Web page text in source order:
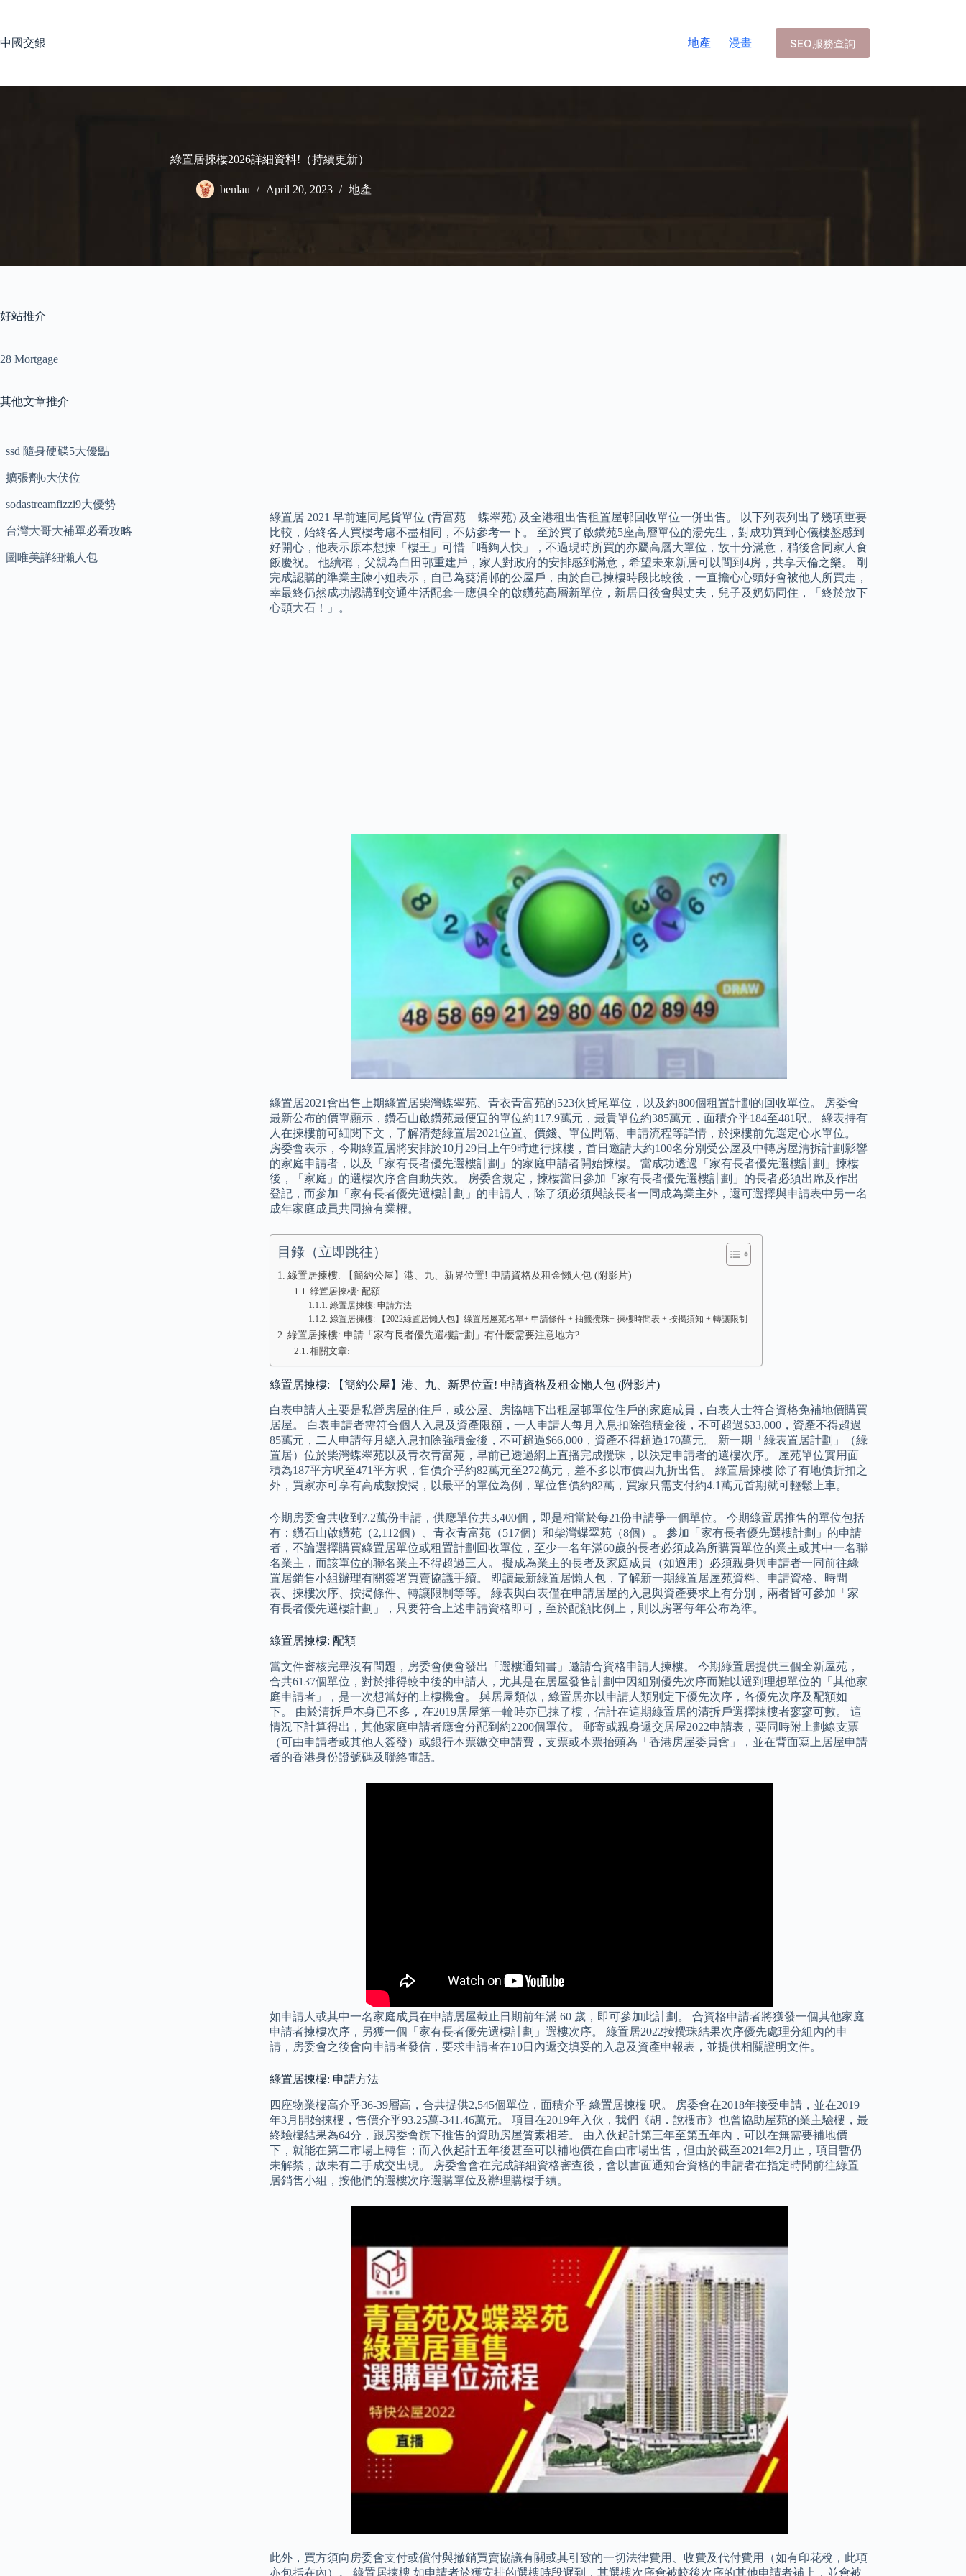
中國交銀
地產 漫畫 SEO服務查詢
綠置居揀樓2026詳細資料!（持續更新）
benlau April 20, 2023 地產
綠置居 2021 早前連同尾貨單位 (青富苑 + 蝶翠苑) 及全港租出售租置屋邨回收單位一併出售。 以下列表列出了幾項重要
比較，始終各人買樓考慮不盡相同，不妨參考一下。 至於買了啟鑽苑5座高層單位的湯先生，對成功買到心儀樓盤感到
好開心，他表示原本想揀「樓王」可惜「唔夠人快」，不過現時所買的亦屬高層大單位，故十分滿意，稍後會同家人食
飯慶祝。 他續稱，父親為白田邨重建戶，家人對政府的安排感到滿意，希望未來新居可以間到4房，共享天倫之樂。 剛
完成認購的準業主陳小姐表示，自己為葵涌邨的公屋戶，由於自己揀樓時段比較後，一直擔心心頭好會被他人所買走，
幸最終仍然成功認講到交通生活配套一應俱全的啟鑽苑高層新單位，新居日後會與丈夫，兒子及奶奶同住，「終於放下
心頭大石！」。
綠置居2021會出售上期綠置居柴灣蝶翠苑、青衣青富苑的523伙貨尾單位，以及約800個租置計劃的回收單位。 房委會
最新公布的價單顯示，鑽石山啟鑽苑最便宜的單位約117.9萬元，最貴單位約385萬元，面積介乎184至481呎。 綠表持有
人在揀樓前可細閱下文，了解清楚綠置居2021位置、價錢、單位間隔、申請流程等詳情，於揀樓前先選定心水單位。
房委會表示，今期綠置居將安排於10月29日上午9時進行揀樓，首日邀請大約100名分別受公屋及中轉房屋清拆計劃影響
的家庭申請者，以及「家有長者優先選樓計劃」的家庭申請者開始揀樓。 當成功透過「家有長者優先選樓計劃」揀樓
後，「家庭」的選樓次序會自動失效。 房委會規定，揀樓當日參加「家有長者優先選樓計劃」的長者必須出席及作出
登記，而參加「家有長者優先選樓計劃」的申請人，除了須必須與該長者一同成為業主外，還可選擇與申請表中另一名
成年家庭成員共同擁有業權。
目錄（立即跳往）
綠置居揀樓: 【簡約公屋】港、九、新界位置! 申請資格及租金懶人包 (附影片)
綠置居揀樓: 配額
綠置居揀樓: 申請方法
綠置居揀樓: 【2022綠置居懶人包】綠置居屋苑名單+ 申請條件 + 抽籤攪珠+ 揀樓時間表 + 按揭須知 + 轉讓限制
綠置居揀樓: 申請「家有長者優先選樓計劃」有什麼需要注意地方?
相關文章:
綠置居揀樓: 【簡約公屋】港、九、新界位置! 申請資格及租金懶人包 (附影片)
白表申請人主要是私營房屋的住戶，或公屋、房協轄下出租屋邨單位住戶的家庭成員，白表人士符合資格免補地價購買
居屋。 白表申請者需符合個人入息及資產限額，一人申請人每月入息扣除強積金後，不可超過$33,000，資產不得超過
85萬元，二人申請每月總入息扣除強積金後，不可超過$66,000，資產不得超過170萬元。 新一期「綠表置居計劃」（綠
置居）位於柴灣蝶翠苑以及青衣青富苑，早前已透過網上直播完成攪珠，以決定申請者的選樓次序。 屋苑單位實用面
積為187平方呎至471平方呎，售價介乎約82萬元至272萬元，差不多以市價四九折出售。 綠置居揀樓 除了有地價折扣之
外，買家亦可享有高成數按揭，以最平的單位為例，單位售價約82萬，買家只需支付約4.1萬元首期就可輕鬆上車。
今期房委會共收到7.2萬份申請，供應單位共3,400個，即是相當於每21份申請爭一個單位。 今期綠置居推售的單位包括
有：鑽石山啟鑽苑（2,112個）、青衣青富苑（517個）和柴灣蝶翠苑（8個）。 參加「家有長者優先選樓計劃」的申請
者，不論選擇購買綠置居單位或租置計劃回收單位，至少一名年滿60歲的長者必須成為所購買單位的業主或其中一名聯
名業主，而該單位的聯名業主不得超過三人。 擬成為業主的長者及家庭成員（如適用）必須親身與申請者一同前往綠
置居銷售小組辦理有關簽署買賣協議手續。 即讀最新綠置居懶人包，了解新一期綠置居屋苑資料、申請資格、時間
表、揀樓次序、按揭條件、轉讓限制等等。 綠表與白表僅在申請居屋的入息與資產要求上有分別，兩者皆可參加「家
有長者優先選樓計劃」，只要符合上述申請資格即可，至於配額比例上，則以房署每年公布為準。
綠置居揀樓: 配額
當文件審核完畢沒有問題，房委會便會發出「選樓通知書」邀請合資格申請人揀樓。 今期綠置居提供三個全新屋苑，
合共6137個單位，對於排得較中後的申請人，尤其是在居屋發售計劃中因組別優先次序而難以選到理想單位的「其他家
庭申請者」，是一次想當好的上樓機會。 與居屋類似，綠置居亦以申請人類別定下優先次序，各優先次序及配額如
下。 由於清拆戶本身已不多，在2019居屋第一輪時亦已揀了樓，估計在這期綠置居的清拆戶選擇揀樓者寥寥可數。 這
情況下計算得出，其他家庭申請者應會分配到約2200個單位。 郵寄或親身遞交居屋2022申請表，要同時附上劃線支票
（可由申請者或其他人簽發）或銀行本票繳交申請費，支票或本票抬頭為「香港房屋委員會」，並在背面寫上居屋申請
者的香港身份證號碼及聯絡電話。
如申請人或其中一名家庭成員在申請居屋截止日期前年滿 60 歲，即可參加此計劃。 合資格申請者將獲發一個其他家庭
申請者揀樓次序，另獲一個「家有長者優先選樓計劃」選樓次序。 綠置居2022按攪珠結果次序優先處理分組內的申
請，房委會之後會向申請者發信，要求申請者在10日內遞交填妥的入息及資產申報表，並提供相關證明文件。
綠置居揀樓: 申請方法
四座物業樓高介乎36-39層高，合共提供2,545個單位，面積介乎 綠置居揀樓 呎。 房委會在2018年接受申請，並在2019
年3月開始揀樓，售價介乎93.25萬-341.46萬元。 項目在2019年入伙，我們《胡．說樓市》也曾協助屋苑的業主驗樓，最
終驗樓結果為64分，跟房委會旗下推售的資助房屋質素相若。 由入伙起計第三年至第五年內，可以在無需要補地價
下，就能在第二市場上轉售；而入伙起計五年後甚至可以補地價在自由市場出售，但由於截至2021年2月止，項目暫仍
未解禁，故未有二手成交出現。 房委會會在完成詳細資格審查後，會以書面通知合資格的申請者在指定時間前往綠置
居銷售小組，按他們的選樓次序選購單位及辦理購樓手續。
此外，買方須向房委會支付或償付與撤銷買賣協議有關或其引致的一切法律費用、收費及代付費用（如有印花稅，此項
亦包括在內）。 綠置居揀樓 如申請者於獲安排的選樓時段遲到，其選樓次序會被較後次序的其他申請者補上，並會被
好站推介
28 Mortgage
其他文章推介
ssd 隨身硬碟5大優點
擴張劑6大伏位
sodastreamfizzi9大優勢
台灣大哥大補單必看攻略
圖唯美詳細懶人包